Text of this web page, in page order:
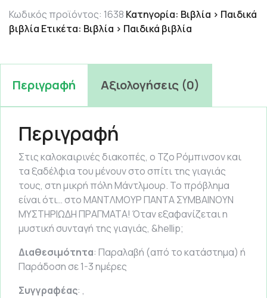
10.98 €.
Κωδικός προϊόντος: 1638 Κατηγορία: Βιβλία > Παιδικά
βιβλία Ετικέτα: Βιβλία > Παιδικά βιβλία
Περιγραφή Αξιολογήσεις (0)
Περιγραφή
Στις καλοκαιρινές διακοπές, ο Τζο Ρόμπινσον και
τα ξαδέλφια του μένουν στο σπίτι της γιαγιάς
τους, στη μικρή πόλη Μάντλμουρ. Το πρόβλημα
είναι ότι… στο MANTΛΜΟΥΡ ΠΑΝΤΑ ΣΥΜΒΑΙΝΟΥΝ
ΜΥΣΤΗΡΙΩΔΗ ΠΡΑΓΜΑΤΑ! Όταν εξαφανίζεται η
μυστική συνταγή της γιαγιάς, &hellip;
Διαθεσιμότητα: Παραλαβή (από το κατάστημα) ή
Παράδοση σε 1-3 ημέρες
Συγγραφέας: ,